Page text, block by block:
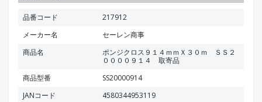
品番コード
217912
メーカー名
セーレン商事
商品名
ポンジクロス９１４ｍｍＸ３０ｍ ＳＳ２
００００９１４ 取寄品
商品型番
SS20000914
JANコード
4580344953119